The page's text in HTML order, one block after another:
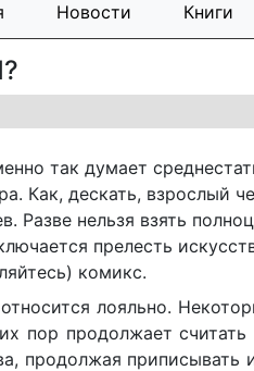
Новости Книги
так думает
Как, дескать, взрослый
Разве нельзя взять
прелесть
комикс.
лояльно.
пор продолжает
продолжая